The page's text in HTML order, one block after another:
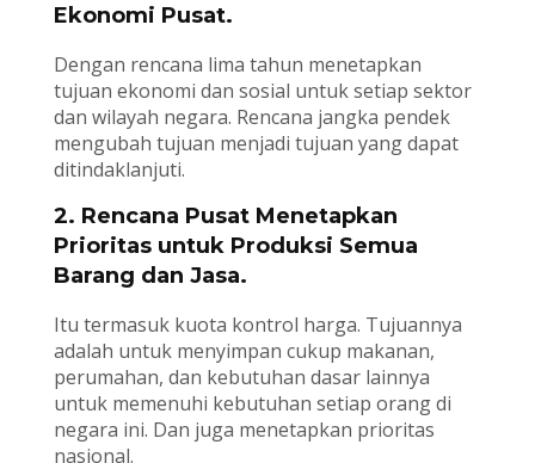
Ekonomi Pusat.
Dengan rencana lima tahun menetapkan
tujuan ekonomi dan sosial untuk setiap sektor
dan wilayah negara. Rencana jangka pendek
mengubah tujuan menjadi tujuan yang dapat
ditindaklanjuti.
2. Rencana Pusat Menetapkan
Prioritas untuk Produksi Semua
Barang dan Jasa.
Itu termasuk kuota kontrol harga. Tujuannya
adalah untuk menyimpan cukup makanan,
perumahan, dan kebutuhan dasar lainnya
untuk memenuhi kebutuhan setiap orang di
negara ini. Dan juga menetapkan prioritas
nasional.